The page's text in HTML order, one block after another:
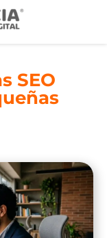
SEO